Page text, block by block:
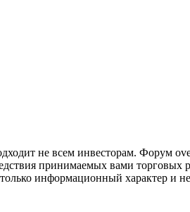
не всем инвесторам. Форум
принимаемых вами
информационный характер и